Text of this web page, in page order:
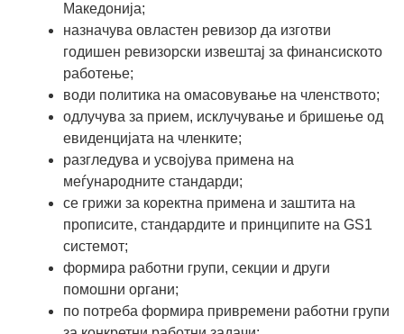
Македонија;
назначува овластен ревизор да изготви
годишен ревизорски извештај за финансиското
работење;
води политика на омасовување на членството;
одлучува за прием, исклучување и бришење од
евиденцијата на членките;
разгледува и усвојува примена на
меѓународните стандарди;
се грижи за коректна примена и заштита на
прописите, стандардите и принципите на GS1
системот;
формира работни групи, секции и други
помошни органи;
по потреба формира привремени работни групи